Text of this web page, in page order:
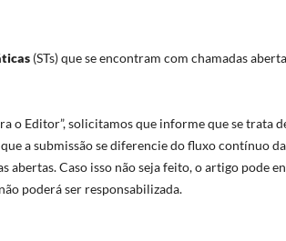
(STs) que se encontram com chamadas
o Editor”, solicitamos que informe que se trata
a submissão se diferencie do fluxo contínuo da
abertas. Caso isso não seja feito, o artigo pode
poderá ser responsabilizada.